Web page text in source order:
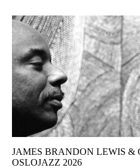
JAMES BRANDON LEWIS &
OSLOJAZZ 2026